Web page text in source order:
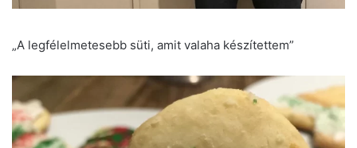
„A legfélelmetesebb süti, amit valaha készítettem”